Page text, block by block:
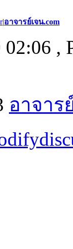
|อาจารย์เจน.com
,
อาจาร